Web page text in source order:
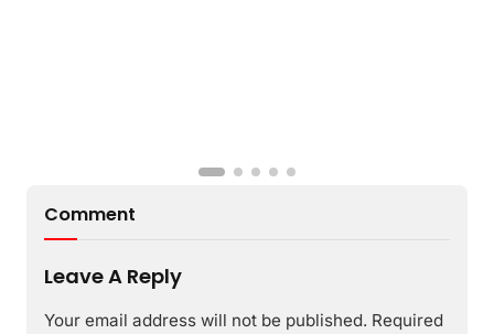
Comment
Leave A Reply
Your email address will not be published. Required